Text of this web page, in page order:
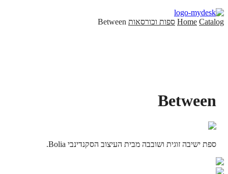
Home Catalog ספות וכורסאות Between
Between
ספת ישיבה זוגית ושובבה מבית העיצוב הסקנדינבי Bolia.